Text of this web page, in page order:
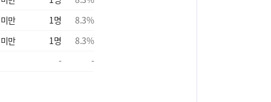
만
1 명 8.3%
만
1 명 8.3%
-
-